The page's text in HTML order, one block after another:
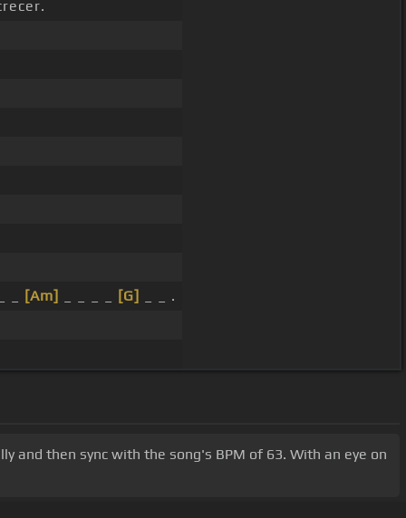
[Am] [G]
_ _ .
and then sync with the song's BPM of 63. With an eye on